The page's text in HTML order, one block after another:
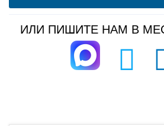
ИЛИ ПИШИТЕ НАМ В